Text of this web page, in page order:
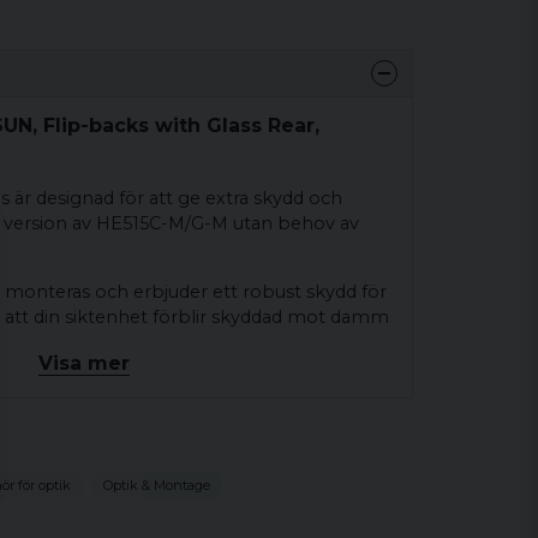
Flip-backs with Glass Rear,
är designad för att ge extra skydd och
av HE515C-M/G-M utan behov av
och erbjuder ett robust skydd för
din siktenhet förblir skyddad mot damm
att förlänga livslängden och förbättra
siktanordning.
för din optik mot damm och
Visa mer
för optik Optik & Montage